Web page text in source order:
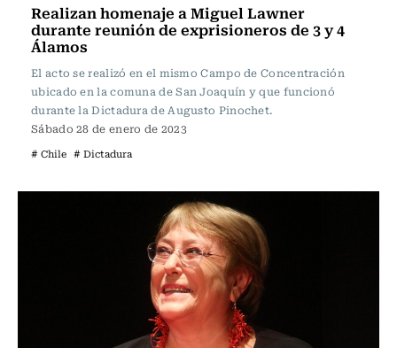
Realizan homenaje a Miguel Lawner
durante reunión de exprisioneros de 3 y 4
Álamos
El acto se realizó en el mismo Campo de Concentración
ubicado en la comuna de San Joaquín y que funcionó
durante la Dictadura de Augusto Pinochet.
Sábado 28 de enero de 2023
# Chile # Dictadura